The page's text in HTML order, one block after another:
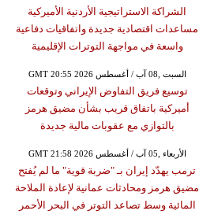
الشراكة الاستراتيجية الأردنية الأميركية
مساعدات اقتصادية جديدة واتفاقيات دفاعية
واسعة في مواجهة التوترات الإقليمية
GMT 20:55 2026 السبت ,08 آب / أغسطس
توسيع فريق التفاوض الإيراني وتوقعات
أميركية باتفاق قريب بشأن مضيق هرمز
بالتوازي مع عقوبات مالية جديدة
GMT 21:58 2026 الأربعاء ,05 آب / أغسطس
ترمب يهدّد إيران بـ "ضربة قوية" ما لم يُفتح
مضيق هرمز ومحادثات عمانية لإعادة الملاحة
المائية وسط تصاعد التوتر في البحر الأحمر